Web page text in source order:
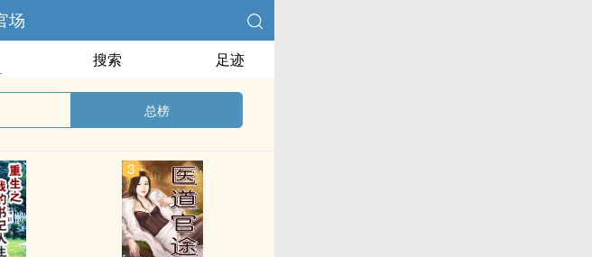
场
搜索 足迹
总榜